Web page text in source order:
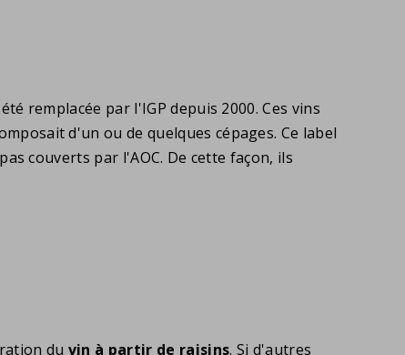
remplacée par l'IGP depuis 2000. Ces vins
d'un ou de quelques cépages. Ce label
couverts par l'AOC. De cette façon, ils
du vin à partir de raisins. Si d'autres